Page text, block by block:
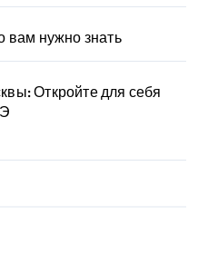
вам нужно знать
Откройте для себя